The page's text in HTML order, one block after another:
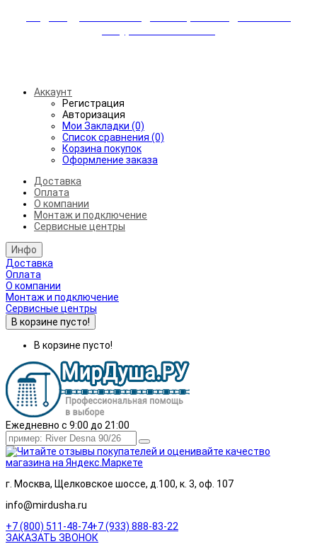
Аккаунт
Регистрация
Авторизация
Мои Закладки (0)
Список сравнения (0)
Корзина покупок
Оформление заказа
Доставка
Оплата
О компании
Монтаж и подключение
Сервисные центры
Инфо
Доставка
Оплата
О компании
Монтаж и подключение
Сервисные центры
В корзине пусто!
В корзине пусто!
Ежедневно с 9:00 до 21:00
г. Москва, Щелковское шоссе, д.100, к. 3, оф. 107
info@mirdusha.ru
+7 (800) 511-48-74+7 (933) 888-83-22
ЗАКАЗАТЬ ЗВОНОК